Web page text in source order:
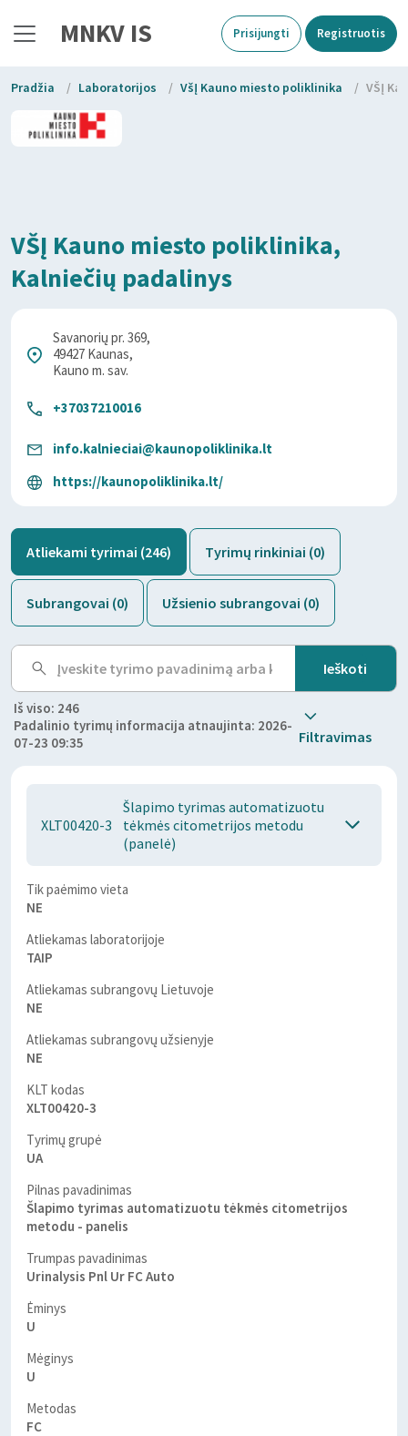
MNKV IS Prisijungti Registruotis
Pradžia / Laboratorijos / VšĮ Kauno miesto poliklinika / VŠĮ
VŠĮ Kauno miesto poliklinika,
Kalniečių padalinys
Savanorių pr. 369,
49427 Kaunas,
Kauno m. sav.
+37037210016
info.kalnieciai@kaunopoliklinika.lt
https://kaunopoliklinika.lt/
Atliekami tyrimai (246) Tyrimų rinkiniai (0)
Subrangovai (0) Užsienio subrangovai (0)
Iš viso: 246
Padalinio tyrimų informacija atnaujinta: 2026-
07-23 09:35
Filtravimas
XLT00420-3
Šlapimo tyrimas automatizuotu
tėkmės citometrijos metodu
(panelė)
Tik paėmimo vieta
NE
Atliekamas laboratorijoje
TAIP
Atliekamas subrangovų Lietuvoje
NE
Atliekamas subrangovų užsienyje
NE
KLT kodas
XLT00420-3
Tyrimų grupė
UA
Pilnas pavadinimas
Šlapimo tyrimas automatizuotu tėkmės citometrijos
metodu - panelis
Trumpas pavadinimas
Urinalysis Pnl Ur FC Auto
Ėminys
U
Mėginys
U
Metodas
FC